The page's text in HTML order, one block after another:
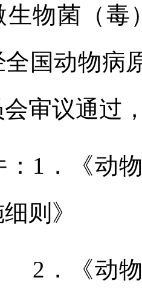
生物菌（毒
国动物病
审议通过
．《动物
则》
物病原